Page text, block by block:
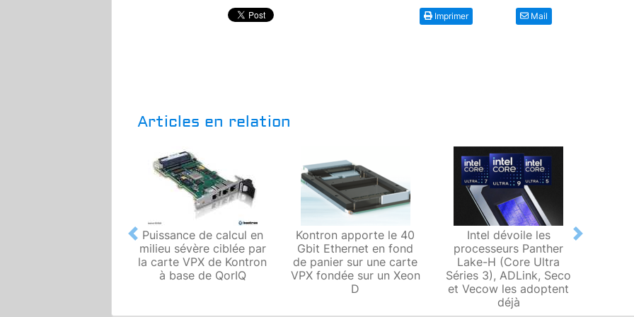
Imprimer Mail
Articles en relation
Puissance de calcul en
milieu sévère ciblée par
la carte VPX de Kontron
à base de QorIQ
Kontron apporte le 40
Gbit Ethernet en fond
de panier sur une carte
VPX fondée sur un Xeon
D
Intel dévoile les
processeurs Panther
Lake-H (Core Ultra
Séries 3), ADLink, Seco
et Vecow les adoptent
déjà
Previous Next